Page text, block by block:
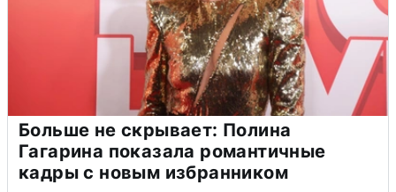
Больше не скрывает: Полина
Гагарина показала романтичные
кадры с новым избранником